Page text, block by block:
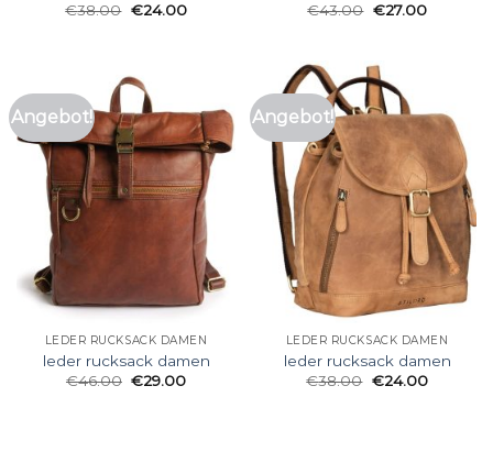
€38.00 €24.00
€43.00 €27.00
Angebot!
LEDER RUCKSACK DAMEN
leder rucksack damen
€46.00 €29.00
Angebot!
LEDER RUCKSACK DAMEN
leder rucksack damen
€38.00 €24.00